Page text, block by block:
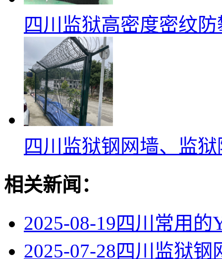
四川监狱高密度密纹
四川监狱钢网墙、监
相关新闻：
2025-08-19四川常用的
2025-07-28四川监狱钢